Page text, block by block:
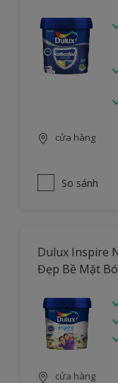
cửa hàng
So sánh
Dulux Inspire
Đẹp Bề Mặt
cửa hàng